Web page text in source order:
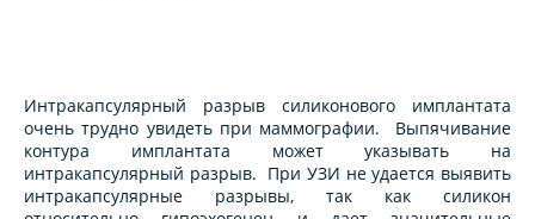
Интракапсулярный разрыв силиконового имплантата
очень трудно увидеть при маммографии. Выпячивание
контура имплантата может указывать на
интракапсулярный разрыв. При УЗИ не удается выявить
интракапсулярные разрывы, так как силикон